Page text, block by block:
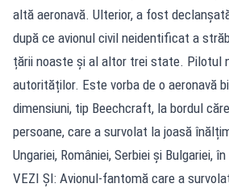
altă aeronavă. Ulterior, a fost
după ce avionul civil neidentificat a
țării noaste și al altor trei state. Pilotul
autorităților. Este vorba de o aeronavă
dimensiuni, tip Beechcraft, la bordul
persoane, care a survolat la joasă
Ungariei, României, Serbiei și Bulgariei,
VEZI ȘI: Avionul-fantomă care a